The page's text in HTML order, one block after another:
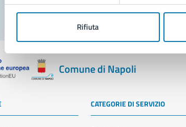
Rifiuta
Comune di Napoli
CATEGORIE DI SERVIZIO